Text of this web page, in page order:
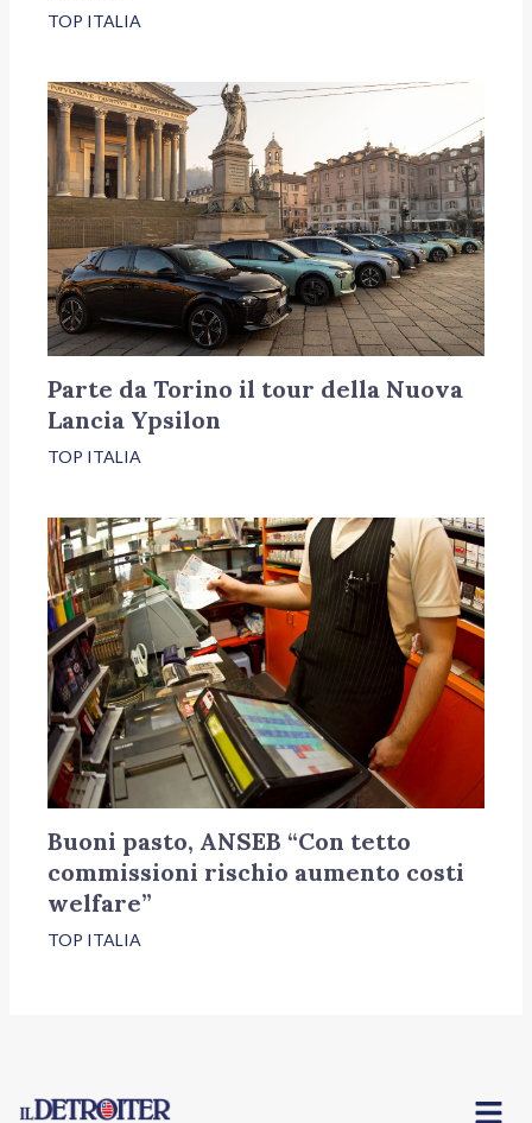
TOP ITALIA
Parte da Torino il tour della Nuova
Lancia Ypsilon
TOP ITALIA
Buoni pasto, ANSEB “Con tetto
commissioni rischio aumento costi
welfare”
TOP ITALIA
Menu